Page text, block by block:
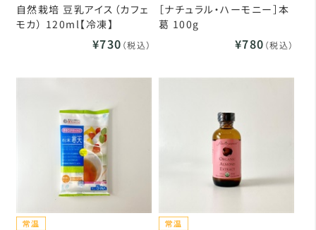
自然栽培 豆乳アイス（カフェ
モカ） 120ml【冷凍】
¥730 （税込）
［ナチュラル・ハーモニー］本
葛 100g
¥780 （税込）